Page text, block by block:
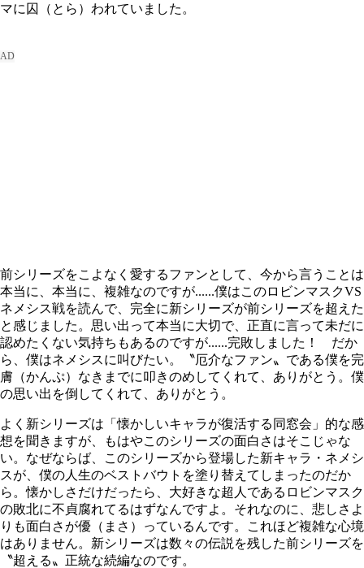
マに囚（とら）われていました。
前シリーズをこよなく愛するファンとして、今から言うことは
本当に、本当に、複雑なのですが......僕はこのロビンマスクVS
ネメシス戦を読んで、完全に新シリーズが前シリーズを超えた
と感じました。思い出って本当に大切で、正直に言って未だに
認めたくない気持ちもあるのですが......完敗しました！ だか
ら、僕はネメシスに叫びたい。〝厄介なファン〟である僕を完
膚（かんぷ）なきまでに叩きのめしてくれて、ありがとう。僕
の思い出を倒してくれて、ありがとう。
よく新シリーズは「懐かしいキャラが復活する同窓会」的な感
想を聞きますが、もはやこのシリーズの面白さはそこじゃな
い。なぜならば、このシリーズから登場した新キャラ・ネメシ
スが、僕の人生のベストバウトを塗り替えてしまったのだか
ら。懐かしさだけだったら、大好きな超人であるロビンマスク
の敗北に不貞腐れてるはずなんですよ。それなのに、悲しさよ
りも面白さが優（まさ）っているんです。これほど複雑な心境
はありません。新シリーズは数々の伝説を残した前シリーズを
〝超える〟正統な続編なのです。